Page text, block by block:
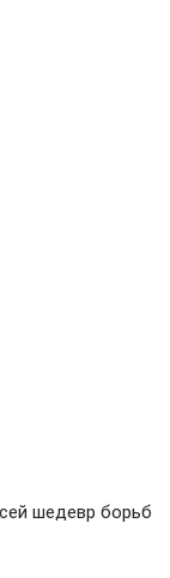
шедевр борьб